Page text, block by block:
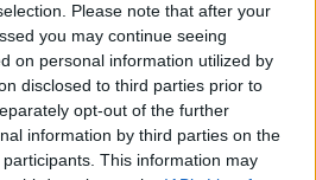
Please note that after your
you may continue seeing
on personal information utilized by
disclosed to third parties prior to
opt-out of the further
information by third parties on the
participants. This information may